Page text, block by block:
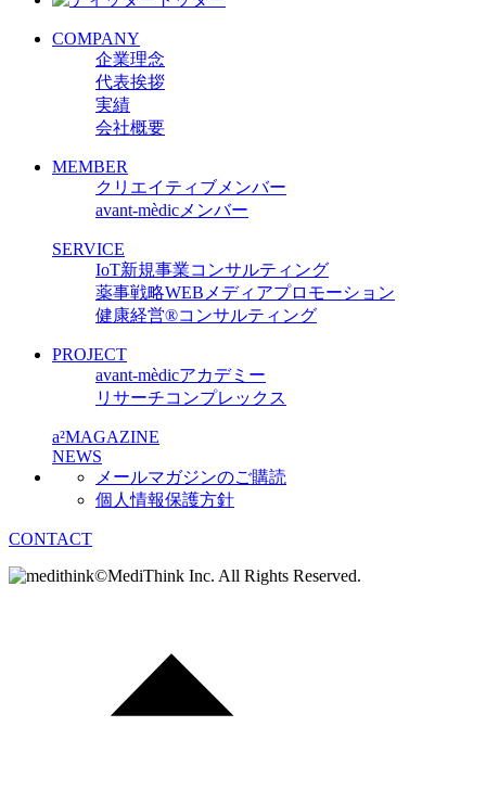
COMPANY
企業理念
代表挨拶
実績
会社概要
MEMBER
クリエイティブメンバー
avant-mèdicメンバー
SERVICE
IoT新規事業コンサルティング
薬事戦略WEBメディアプロモーション
健康経営®コンサルティング
PROJECT
avant-mèdicアカデミー
リサーチコンプレックス
a²MAGAZINE
NEWS
メールマガジンのご購読
個人情報保護方針
CONTACT
©MediThink Inc. All Rights Reserved.